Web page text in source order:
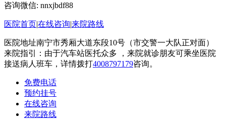
咨询微信: nnxjbdf88
医院首页|在线咨询|来院路线
医院地址南宁市秀厢大道东段10号（市交警一大队正对面）
来院指引：由于汽车站医托众多 ，来院就诊朋友可乘坐医院
接送病人班车，详情拨打4008797179咨询。
免费电话
预约挂号
在线咨询
来院路线